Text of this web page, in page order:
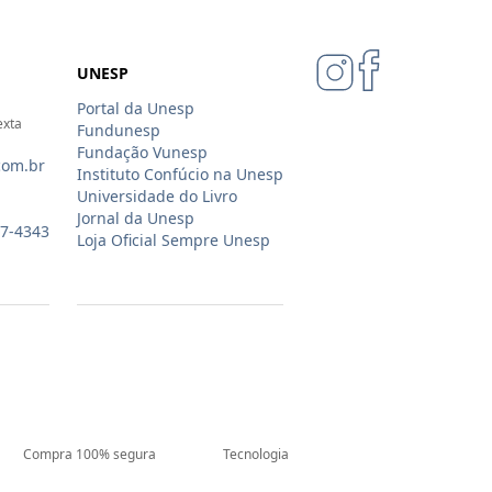
4343
UNESP
Portal da Unesp
Fundunesp
Fundação Vunesp
Instituto Confúcio na Unesp
Universidade do Livro
Jornal da Unesp
Loja Oficial Sempre Unesp
Compra 100% segura Tecnologia